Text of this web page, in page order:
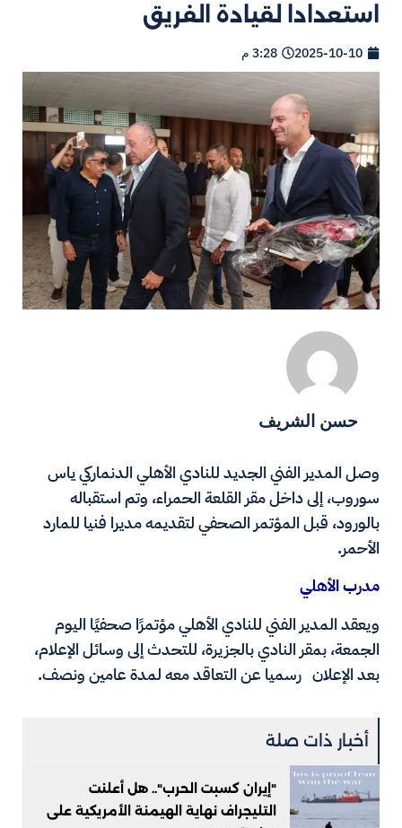
استعدادا لقيادة الفريق
2025-10-10 3:28 م
حسن الشريف
وصل المدير الفني الجديد للنادي الأهلي الدنماركي ياس
سوروب، إلى داخل مقر القلعة الحمراء، وتم استقباله
بالورود، قبل المؤتمر الصحفي لتقديمه مديرا فنيا للمارد
الأحمر.
مدرب الأهلي
ويعقد المدير الفني للنادي الأهلي مؤتمرًا صحفيًا اليوم
الجمعة، بمقر النادي بالجزيرة، للتحدث إلى وسائل الإعلام،
بعد الإعلان رسميا عن التعاقد معه لمدة عامين ونصف.
أخبار ذات صلة
"إيران كسبت الحرب".. هل أعلنت
التليجراف نهاية الهيمنة الأمريكية على